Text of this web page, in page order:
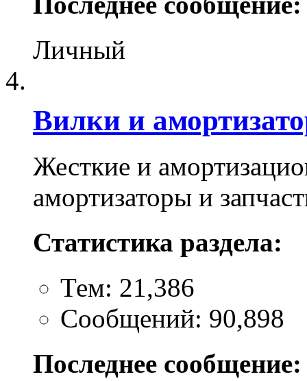
Личный
Вилки и
Жесткие и
амортизаторы и
Статистика раздела:
Тем: 21,386
Сообщений: 90,898
Последнее сообщение: